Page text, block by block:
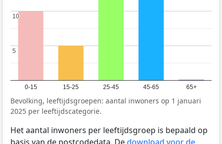
0-15 15-25 25-45 45-65 65+
5
5
10
10
Bevolking, leeftijdsgroepen: aantal inwoners op 1 januari
2025 per leeftijdscategorie.
Het aantal inwoners per leeftijdsgroep is bepaald op